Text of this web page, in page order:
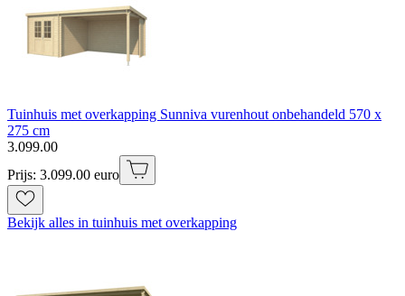
Tuinhuis met overkapping Sunniva vurenhout onbehandeld 570 x
275 cm
3.099.00
Prijs: 3.099.00 euro
Bekijk alles in tuinhuis met overkapping